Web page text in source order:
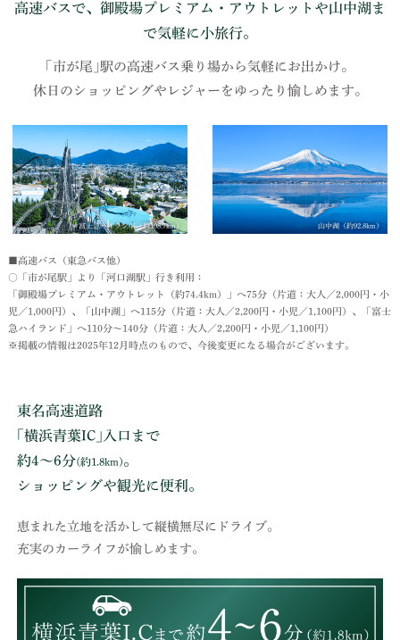
高速バスで、御殿場プレミアム・アウトレットや山中湖ま
で気軽に小旅行。
｢市が尾｣駅の高速バス乗り場から気軽にお出かけ。
休日のショッピングやレジャーをゆったり愉しめます。
富士急ハイランド（約108.7km） 山中湖（約92.8km）
■高速バス（東急バス他）
○「市が尾駅」より「河口湖駅」行き利用：
「御殿場プレミアム・アウトレット（約74.4km）」へ75分（片道：大人／2,000円・小
児／1,000円）、「山中湖」へ115分（片道：大人／2,200円・小児／1,100円）、「富士
急ハイランド」へ110分〜140分（片道：大人／2,200円・小児／1,100円）
※掲載の情報は2025年12月時点のもので、今後変更になる場合がございます。
東名高速道路
｢横浜青葉IC｣入口まで
約4〜6分(約1.8km)。
ショッピングや観光に便利。
恵まれた立地を活かして縦横無尽にドライブ。
充実のカーライフが愉しめます。